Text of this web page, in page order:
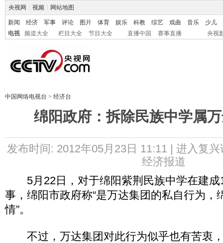
央视网 视频 网站地图
新闻 经济 军事 评论 图片 体育 娱乐 科教 综艺 戏曲 音乐
少儿
电视
频道大全 栏目大全 节目大全 直播中国 赛事直播 央视
中国网络电视台 > 经济台
绵阳政府：拆除民族中学属
发布时间: 2012年05月23日 11:11 | 进入复兴
经济报道
5月22日，对于绵阳紫荆民族中学在建成
事，绵阳市政府称“是万达集团的私自行为，
情”。
不过，万达集团对此行为似乎也有苦衷